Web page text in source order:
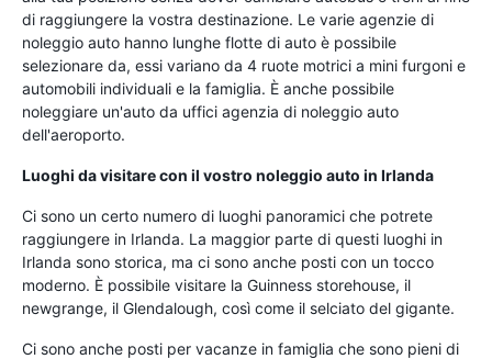
di raggiungere la vostra destinazione. Le varie agenzie di
noleggio auto hanno lunghe flotte di auto è possibile
selezionare da, essi variano da 4 ruote motrici a mini furgoni e
automobili individuali e la famiglia. È anche possibile
noleggiare un'auto da uffici agenzia di noleggio auto
dell'aeroporto.
Luoghi da visitare con il vostro noleggio auto in Irlanda
Ci sono un certo numero di luoghi panoramici che potrete
raggiungere in Irlanda. La maggior parte di questi luoghi in
Irlanda sono storica, ma ci sono anche posti con un tocco
moderno. È possibile visitare la Guinness storehouse, il
newgrange, il Glendalough, così come il selciato del gigante.
Ci sono anche posti per vacanze in famiglia che sono pieni di